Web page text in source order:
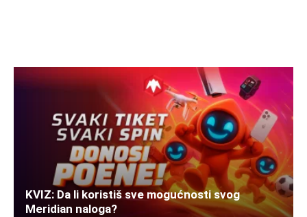
KVIZ: Da li koristiš sve mogućnosti svog
Meridian naloga?